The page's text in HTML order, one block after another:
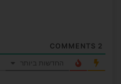
2
החדשות ביותר